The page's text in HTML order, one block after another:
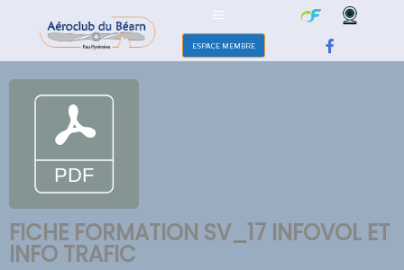
ESPACE MEMBRE
FICHE FORMATION SV_17 INFOVOL ET
INFO TRAFIC